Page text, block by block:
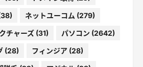
ネットユーコム (279)
チャーズ(31) パソコン (2642)
(28) フィンジア(28)